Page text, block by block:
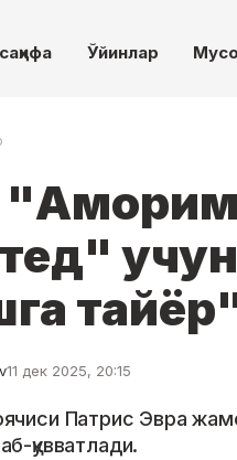
Ўйинлар
11 дек 2025, 20:15
Патрис Эвра
қувватлади.